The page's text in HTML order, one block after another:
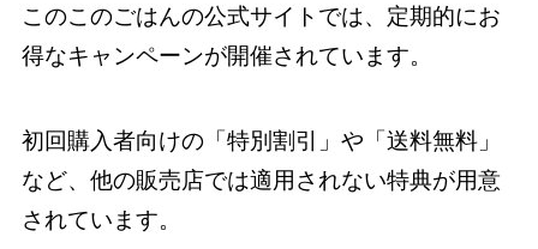
このこのごはんの公式サイトでは、定期的にお
得なキャンペーンが開催されています。
初回購入者向けの「特別割引」や「送料無料」
など、他の販売店では適用されない特典が用意
されています。